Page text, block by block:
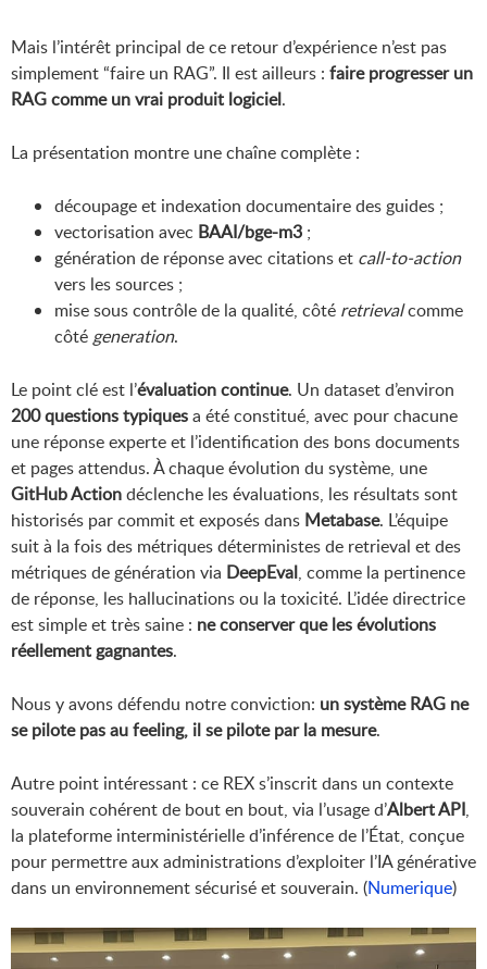
Mais l’intérêt principal de ce retour d’expérience n’est pas
simplement “faire un RAG”. Il est ailleurs : faire progresser un
RAG comme un vrai produit logiciel.
La présentation montre une chaîne complète :
découpage et indexation documentaire des guides ;
vectorisation avec BAAI/bge-m3 ;
génération de réponse avec citations et call-to-action
vers les sources ;
mise sous contrôle de la qualité, côté retrievalcomme
côté generation.
Le point clé est l’évaluation continue. Un dataset d’environ
200 questions typiquesa été constitué, avec pour chacune
une réponse experte et l’identification des bons documents
et pages attendus. À chaque évolution du système, une
GitHub Actiondéclenche les évaluations, les résultats sont
historisés par commit et exposés dans Metabase. L’équipe
suit à la fois des métriques déterministes de retrieval et des
métriques de génération via DeepEval, comme la pertinence
de réponse, les hallucinations ou la toxicité. L’idée directrice
est simple et très saine : ne conserver que les évolutions
réellement gagnantes.
Nous y avons défendu notre conviction: un système RAG ne
se pilote pas au feeling, il se pilote par la mesure.
Autre point intéressant : ce REX s’inscrit dans un contexte
souverain cohérent de bout en bout, via l’usage d’Albert API,
la plateforme interministérielle d’inférence de l’État, conçue
pour permettre aux administrations d’exploiter l’IA générative
dans un environnement sécurisé et souverain. (Numerique)